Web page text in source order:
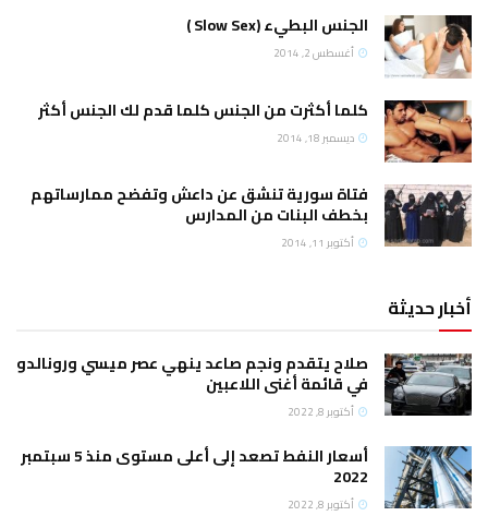
الجنس البطيء (Slow Sex )
أغسطس 2, 2014
كلما أكثرت من الجنس كلما قدم لك الجنس أكثر
ديسمبر 18, 2014
فتاة سورية تنشق عن داعش وتفضح ممارساتهم
بخطف البنات من المدارس
أكتوبر 11, 2014
أخبار حديثة
صلاح يتقدم ونجم صاعد ينهي عصر ميسي ورونالدو
في قائمة أغنى اللاعبين
أكتوبر 8, 2022
أسعار النفط تصعد إلى أعلى مستوى منذ 5 سبتمبر
2022
أكتوبر 8, 2022